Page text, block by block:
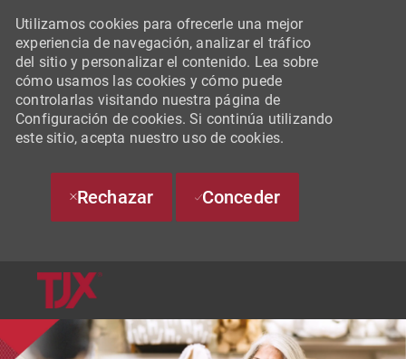
Utilizamos cookies para ofrecerle una mejor
experiencia de navegación, analizar el tráfico
del sitio y personalizar el contenido. Lea sobre
cómo usamos las cookies y cómo puede
controlarlas visitando nuestra página de
Configuración de cookies. Si continúa utilizando
este sitio, acepta nuestro uso de cookies.
Rechazar Conceder